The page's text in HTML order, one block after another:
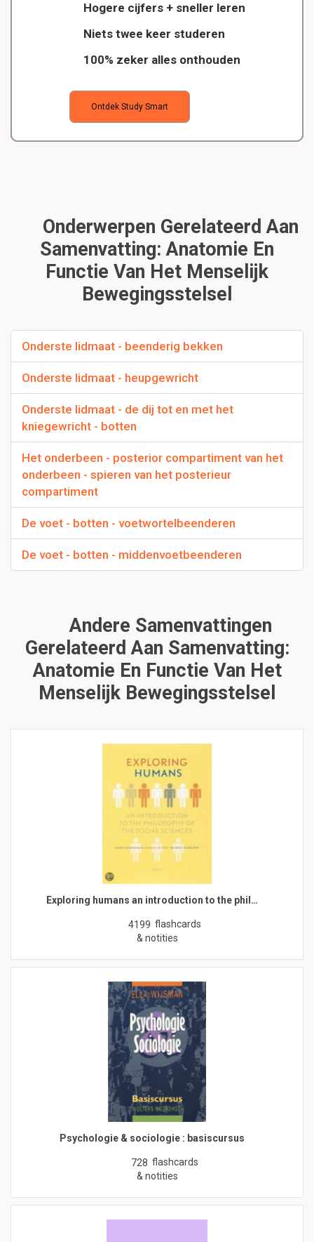
Hogere cijfers + sneller leren
Niets twee keer studeren
100% zeker alles onthouden
Ontdek Study Smart
Onderwerpen Gerelateerd Aan
Samenvatting: Anatomie En
Functie Van Het Menselijk
Bewegingsstelsel
Onderste lidmaat - beenderig bekken
Onderste lidmaat - heupgewricht
Onderste lidmaat - de dij tot en met het
kniegewricht - botten
Het onderbeen - posterior compartiment van het
onderbeen - spieren van het posterieur
compartiment
De voet - botten - voetwortelbeenderen
De voet - botten - middenvoetbeenderen
Andere Samenvattingen
Gerelateerd Aan Samenvatting:
Anatomie En Functie Van Het
Menselijk Bewegingsstelsel
Exploring humans an introduction to the phil…
4199 flashcards
& notities
Psychologie & sociologie : basiscursus
728 flashcards
& notities